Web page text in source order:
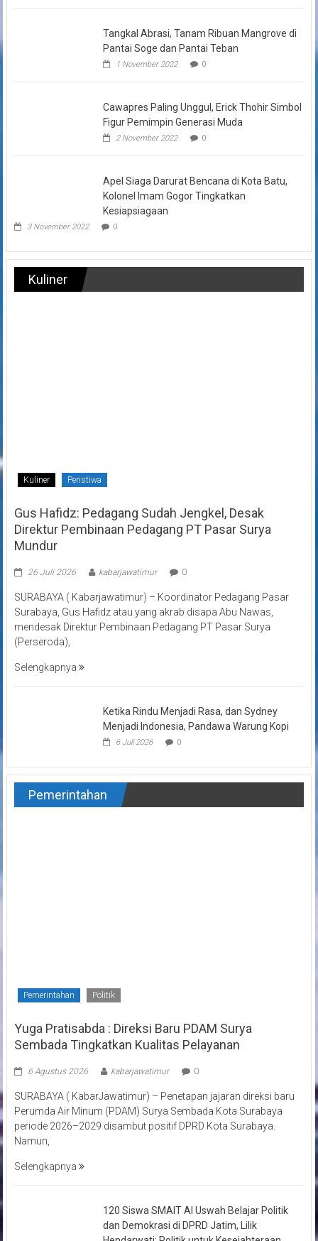
Tangkal Abrasi, Tanam Ribuan Mangrove di
Pantai Soge dan Pantai Teban
1 November 2022 0
Cawapres Paling Unggul, Erick Thohir Simbol
Figur Pemimpin Generasi Muda
2 November 2022 0
Apel Siaga Darurat Bencana di Kota Batu,
Kolonel Imam Gogor Tingkatkan
Kesiapsiagaan
3 November 2022 0
Kuliner
Kuliner Peristiwa
Gus Hafidz: Pedagang Sudah Jengkel, Desak
Direktur Pembinaan Pedagang PT Pasar Surya
Mundur
26 Juli 2026 kabarjawatimur 0
SURABAYA ( Kabarjawatimur) – Koordinator Pedagang Pasar
Surabaya, Gus Hafidz atau yang akrab disapa Abu Nawas,
mendesak Direktur Pembinaan Pedagang PT Pasar Surya
(Perseroda),
Selengkapnya
Ketika Rindu Menjadi Rasa, dan Sydney
Menjadi Indonesia, Pandawa Warung Kopi
6 Juli 2026 0
Pemerintahan
Pemerintahan Politik
Yuga Pratisabda : Direksi Baru PDAM Surya
Sembada Tingkatkan Kualitas Pelayanan
6 Agustus 2026 kabarjawatimur 0
SURABAYA ( KabarJawatimur) – Penetapan jajaran direksi baru
Perumda Air Minum (PDAM) Surya Sembada Kota Surabaya
periode 2026–2029 disambut positif DPRD Kota Surabaya.
Namun,
Selengkapnya
120 Siswa SMAIT Al Uswah Belajar Politik
dan Demokrasi di DPRD Jatim, Lilik